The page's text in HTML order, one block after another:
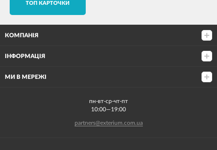
TОП КАРТОЧКИ
КОМПАНІЯ
ІНФОРМАЦІЯ
МИ В МЕРЕЖІ
пн-вт-ср-чт-пт
10:00—19:00
partners@exterium.com.ua